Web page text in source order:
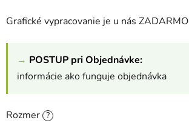
Grafické vypracovanie je u nás ZADARMO
→ POSTUP pri Objednávke:
informácie ako funguje objednávka
Rozmer ?